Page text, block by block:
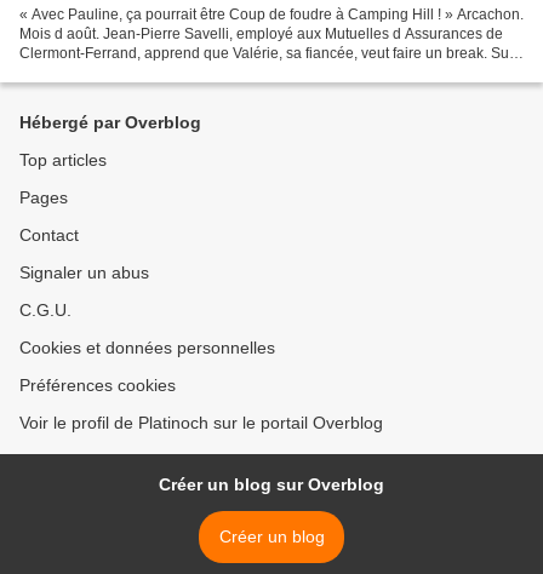
« Avec Pauline, ça pourrait être Coup de foudre à Camping Hill ! » Arcachon.
Mois d août. Jean-Pierre Savelli, employé aux Mutuelles d Assurances de
Clermont-Ferrand, apprend que Valérie, sa fiancée, veut faire un break. Sur
Hébergé par Overblog
Top articles
Pages
Contact
Signaler un abus
C.G.U.
Cookies et données personnelles
Préférences cookies
Voir le profil de Platinoch sur le portail Overblog
Créer un blog sur Overblog
Créer un blog